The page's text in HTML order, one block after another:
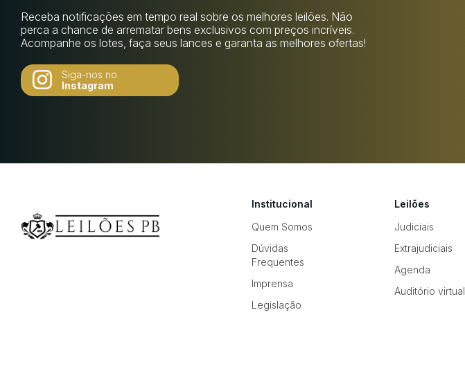
Receba notificações em tempo real sobre os melhores leilões. Não
perca a chance de arrematar bens exclusivos com preços incríveis.
Acompanhe os lotes, faça seus lances e garanta as melhores ofertas!
Siga-nos no
Instagram
Institucional
Quem Somos
Dúvidas
Frequentes
Imprensa
Legislação
Leilões
Judiciais
Extrajudiciais
Agenda
Auditório virtual